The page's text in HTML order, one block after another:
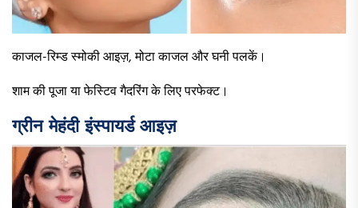
काजल-रिम्ड स्मोकी आइज़, मोटा काजल और घनी पलकें।
शाम की पूजा या फेस्टिव गैदरिंग के लिए परफेक्ट।
ग्रीन मेहंदी इंस्पायर्ड आइज़